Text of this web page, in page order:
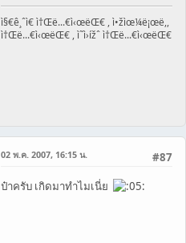
ì§€ê¸ˆì€ ì†Œë...€ì‹œëŒ€ , ì•žìœ¼ë¡œë,,
ì†Œë...€ì‹œëŒ€ , ì˜ì›ížˆ ì†Œë...€ì‹œëŒ€
#87
02 พ.ค. 2007, 16:15 น.
ป๋าครับ เกิดมาทำไมเนี่ย